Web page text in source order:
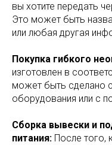
вы хотите передать
Это может быть
или любая другая
Покупка гибкого
изготовлен в
может быть сделано
оборудования или с
Сборка вывески и
питания: После того,